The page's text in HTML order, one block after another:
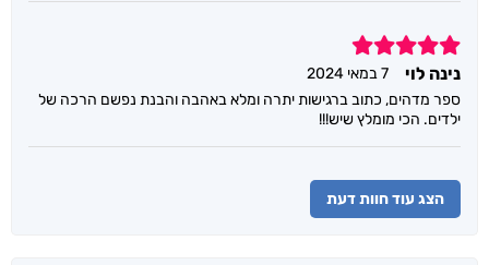
5
נינה לוי
7 במאי 2024
ספר מדהים, כתוב ברגישות יתרה ומלא באהבה והבנת נפשם הרכה של
ילדים. הכי מומלץ שיש!!!
הצג עוד חוות דעת